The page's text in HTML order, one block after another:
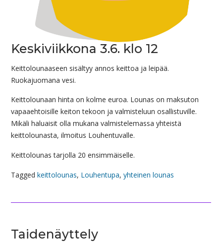
Keskiviikkona 3.6. klo 12
Keittolounaaseen sisältyy annos keittoa ja leipää.
Ruokajuomana vesi.
Keittolounaan hinta on kolme euroa. Lounas on maksuton
vapaaehtoisille keiton tekoon ja valmisteluun osallistuville.
Mikäli haluaisit olla mukana valmistelemassa yhteistä
keittolounasta, ilmoitus Louhentuvalle.
Keittolounas tarjolla 20 ensimmäiselle.
Tagged keittolounas, Louhentupa, yhteinen lounas
Taidenäyttely